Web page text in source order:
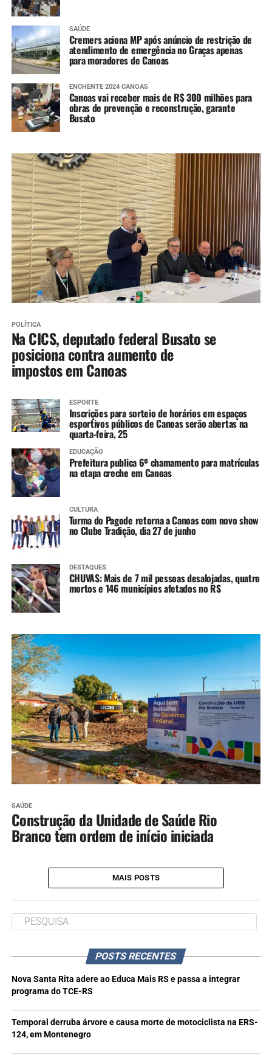
SAÚDE
Cremers aciona MP após anúncio de restrição de
atendimento de emergência no Graças apenas
para moradores de Canoas
ENCHENTE 2024 CANOAS
Canoas vai receber mais de R$ 300 milhões para
obras de prevenção e reconstrução, garante
Busato
POLÍTICA
Na CICS, deputado federal Busato se
posiciona contra aumento de
impostos em Canoas
ESPORTE
Inscrições para sorteio de horários em espaços
esportivos públicos de Canoas serão abertas na
quarta-feira, 25
EDUCAÇÃO
Prefeitura publica 6º chamamento para matrículas
na etapa creche em Canoas
CULTURA
Turma do Pagode retorna a Canoas com novo show
no Clube Tradição, dia 27 de junho
DESTAQUES
CHUVAS: Mais de 7 mil pessoas desalojadas, quatro
mortos e 146 municípios afetados no RS
SAÚDE
Construção da Unidade de Saúde Rio
Branco tem ordem de início iniciada
MAIS POSTS
POSTS RECENTES
Nova Santa Rita adere ao Educa Mais RS e passa a integrar
programa do TCE-RS
Temporal derruba árvore e causa morte de motociclista na ERS-
124, em Montenegro